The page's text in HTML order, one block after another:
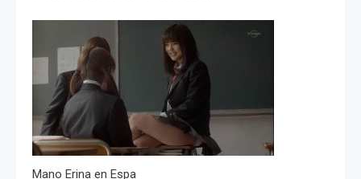
Mano Erina en Espa